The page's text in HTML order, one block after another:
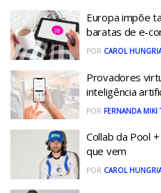
Europa impõe
baratas de e-
POR CAROL
Provadores
inteligência
POR FERNANDA MIKI
Collab da Pool
que vem
POR CAROL